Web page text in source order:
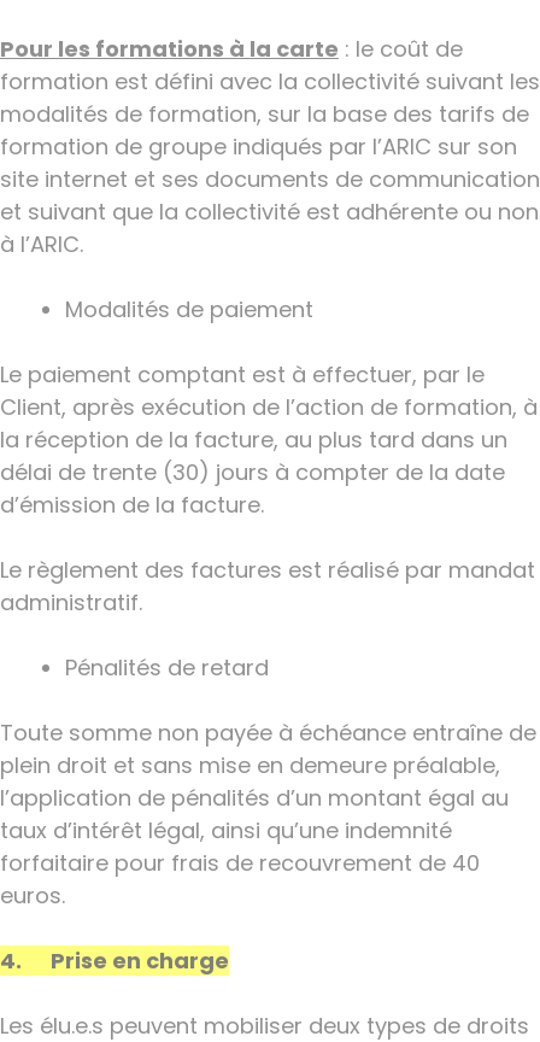
Pour les formations à la carte : le coût de
formation est défini avec la collectivité suivant les
modalités de formation, sur la base des tarifs de
formation de groupe indiqués par l’ARIC sur son
site internet et ses documents de communication
et suivant que la collectivité est adhérente ou non
à l’ARIC.
Modalités de paiement
Le paiement comptant est à effectuer, par le
Client, après exécution de l’action de formation, à
la réception de la facture, au plus tard dans un
délai de trente (30) jours à compter de la date
d’émission de la facture.
Le règlement des factures est réalisé par mandat
administratif.
Pénalités de retard
Toute somme non payée à échéance entraîne de
plein droit et sans mise en demeure préalable,
l’application de pénalités d’un montant égal au
taux d’intérêt légal, ainsi qu’une indemnité
forfaitaire pour frais de recouvrement de 40
euros.
4. Prise en charge
Les élu.e.s peuvent mobiliser deux types de droits